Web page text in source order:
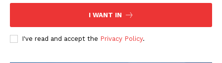
I WANT IN
I've read and accept the Privacy Policy.